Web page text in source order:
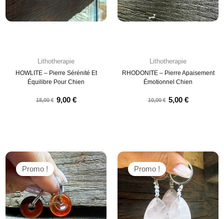
Lithotherapie
HOWLITE – Pierre Sérénité Et
Équilibre Pour Chien
18,00€ 9,00 €
Lithotherapie
RHODONITE – Pierre Apaisement
Émotionnel Chien
10,00€ 5,00 €
Promo ! Promo !